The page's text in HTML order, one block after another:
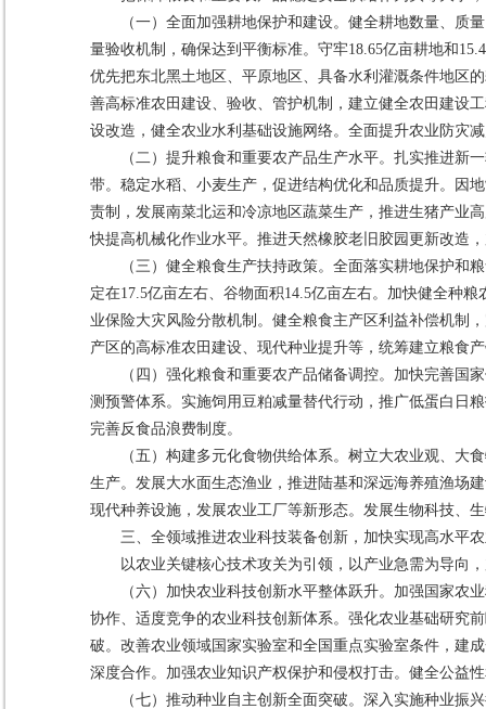
（一）全面加强耕地保护和建设。健全耕地数量、质
量验收机制，确保达到平衡标准。守牢18.65亿亩耕地和
优先把东北黑土地区、平原地区、具备水利灌溉条件地区
善高标准农田建设、验收、管护机制，建立健全农田建设
设改造，健全农业水利基础设施网络。全面提升农业防灾
（二）提升粮食和重要农产品生产水平。扎实推进
带。稳定水稻、小麦生产，促进结构优化和品质提升。因
责制，发展南菜北运和冷凉地区蔬菜生产，推进生猪产业
快提高机械化作业水平。推进天然橡胶老旧胶园更新改造
（三）健全粮食生产扶持政策。全面落实耕地保护和
定在17.5亿亩左右、谷物面积14.5亿亩左右。加快健全种
业保险大灾风险分散机制。健全粮食主产区利益补偿机制
产区的高标准农田建设、现代种业提升等，统筹建立粮食
（四）强化粮食和重要农产品储备调控。加快完善
测预警体系。实施饲用豆粕减量替代行动，推广低蛋白日
完善反食品浪费制度。
（五）构建多元化食物供给体系。树立大农业观、
生产。发展大水面生态渔业，推进陆基和深远海养殖渔场
现代种养设施，发展农业工厂等新形态。发展生物科技、
三、全领域推进农业科技装备创新，加快实现高水平
以农业关键核心技术攻关为引领，以产业急需为导向
（六）加快农业科技创新水平整体跃升。加强国家
协作、适度竞争的农业科技创新体系。强化农业基础研究
破。改善农业领域国家实验室和全国重点实验室条件，建
深度合作。加强农业知识产权保护和侵权打击。健全公益
（七）推动种业自主创新全面突破。深入实施种业